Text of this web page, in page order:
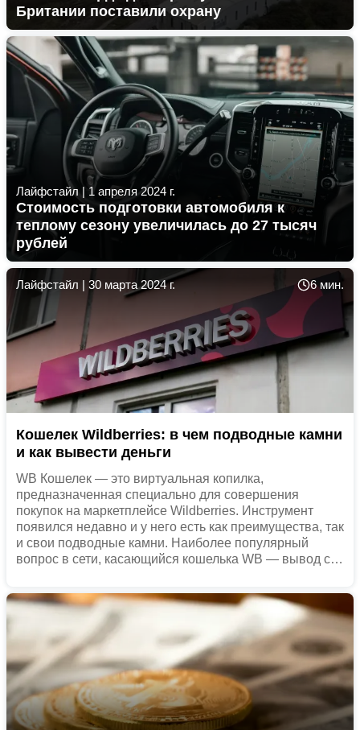
Британии поставили охрану
Лайфстайл| 1 апреля 2024 г.
Стоимость подготовки автомобиля к
теплому сезону увеличилась до 27 тысяч
рублей
Лайфстайл | 30 марта 2024 г. 6 мин.
Кошелек Wildberries: в чем подводные камни
и как вывести деньги
WB Кошелек — это виртуальная копилка,
предназначенная специально для совершения
покупок на маркетплейсе Wildberries. Инструмент
появился недавно и у него есть как преимущества, так
и свои подводные камни. Наиболее популярный
вопрос в сети, касающийся кошелька WB — вывод с